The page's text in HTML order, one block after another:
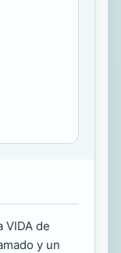
de
y un